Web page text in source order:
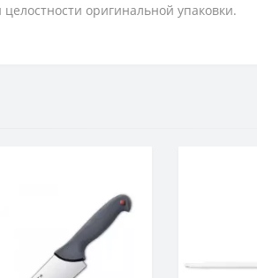
оригинальной упаковки.